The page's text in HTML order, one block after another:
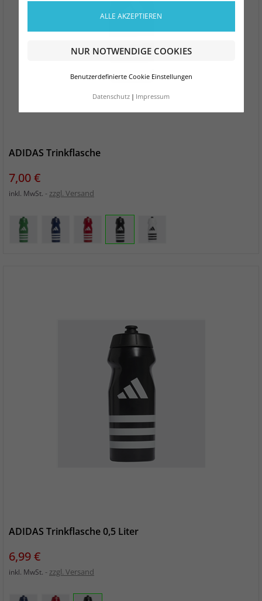
ALLE AKZEPTIEREN
NUR NOTWENDIGE COOKIES
Benutzerdefinierte Cookie Einstellungen
Datenschutz Impressum
ADIDAS Trinkflasche
Preis
7,00 €
inkl. MwSt. zzgl. Versand
ADIDAS Trinkflasche 0,5 Liter
Preis
6,99 €
inkl. MwSt. zzgl. Versand